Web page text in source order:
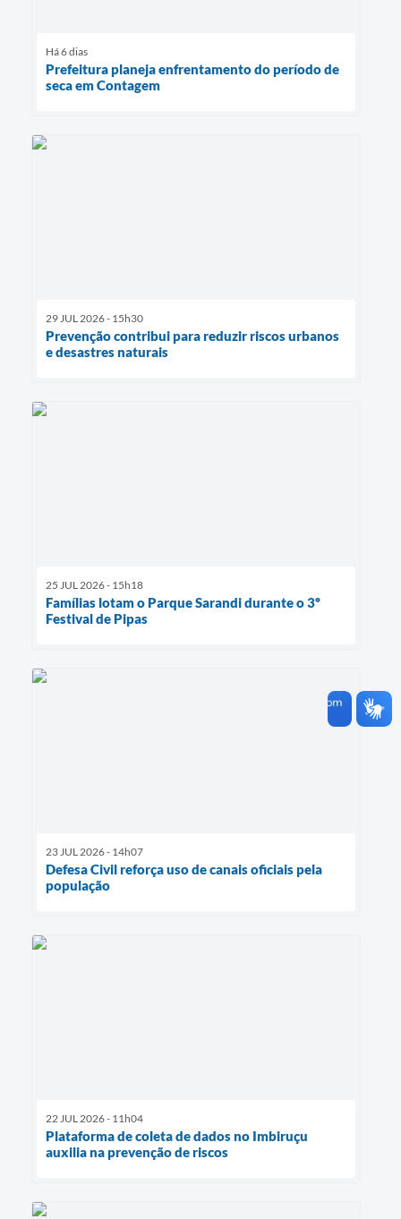
Há 6 dias
Prefeitura planeja enfrentamento do período de
seca em Contagem
29 JUL 2026 - 15h30
Prevenção contribui para reduzir riscos urbanos
e desastres naturais
25 JUL 2026 - 15h18
Famílias lotam o Parque Sarandi durante o 3º
Festival de Pipas
23 JUL 2026 - 14h07
Defesa Civil reforça uso de canais oficiais pela
população
22 JUL 2026 - 11h04
Plataforma de coleta de dados no Imbiruçu
auxilia na prevenção de riscos